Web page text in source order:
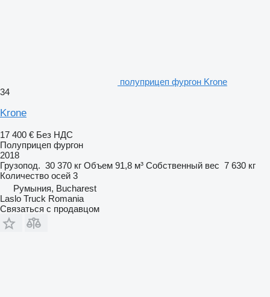
полуприцеп фургон Krone
34
Krone
17 400 € Без НДС
Полуприцеп фургон
2018
Грузопод. 30 370 кг Объем 91,8 м³ Собственный вес 7 630 кг
Количество осей 3
Румыния, Bucharest
Laslo Truck Romania
Связаться с продавцом